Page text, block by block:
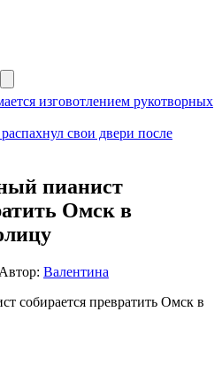
изговотлением рукотворных
свои двери после
пианист
Омск в
Автор: Валентина
собирается превратить Омск в